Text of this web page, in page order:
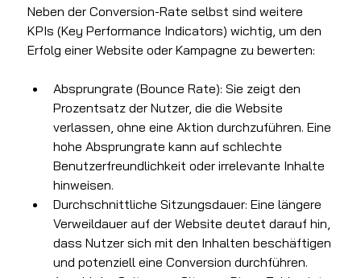
Neben der Conversion-Rate selbst sind weitere
KPIs (Key Performance Indicators) wichtig, um den
Erfolg einer Website oder Kampagne zu bewerten:
Absprungrate (Bounce Rate): Sie zeigt den
Prozentsatz der Nutzer, die die Website
verlassen, ohne eine Aktion durchzuführen. Eine
hohe Absprungrate kann auf schlechte
Benutzerfreundlichkeit oder irrelevante Inhalte
hinweisen.
Durchschnittliche Sitzungsdauer: Eine längere
Verweildauer auf der Website deutet darauf hin,
dass Nutzer sich mit den Inhalten beschäftigen
und potenziell eine Conversion durchführen.